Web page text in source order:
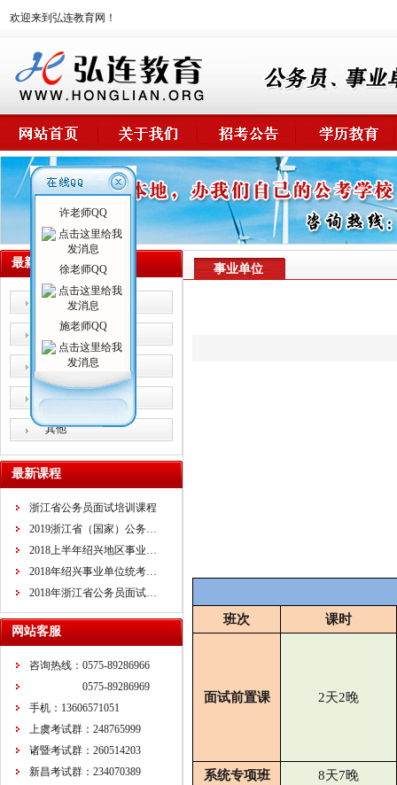
欢迎来到弘连教育网！
最新课程
公务员
事业单位
卫生系统
教师招考
其他
最新课程
浙江省公务员面试培训课程
2019浙江省（国家）公务…
2018上半年绍兴地区事业…
2018年绍兴事业单位统考…
2018年浙江省公务员面试…
网站客服
咨询热线：0575-89286966
0575-89286969
手机：13606571051
上虞考试群：248765999
诸暨考试群：260514203
新昌考试群：234070389
事业单位
班次 课时
面试前置课 2天2晚
系统专项班 8天7晚
许老师QQ
徐老师QQ
施老师QQ